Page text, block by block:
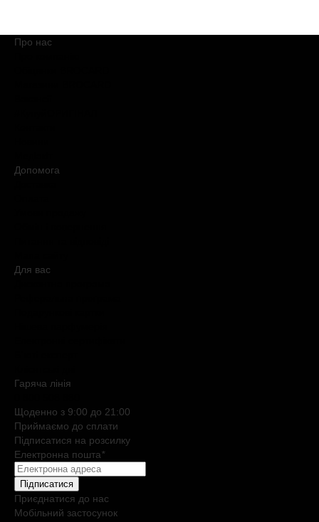
Про нас
Допомога
Для вас
Гаряча лiнiя
Щоденно з 9:00 до 21:00
Приймаємо до сплати
Підписатися на розсилку
Електронна пошта*
Підписатися
Приєднатися до нас
Мобільний застосунок